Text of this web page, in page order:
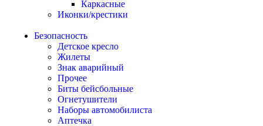
Каркасные
Иконки/крестики
Безопасность
Детское кресло
Жилеты
Знак аварийный
Прочее
Биты бейсбольные
Огнетушители
Наборы автомобилиста
Аптечка